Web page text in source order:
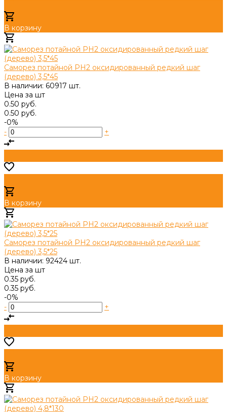
В корзину
Саморез потайной PH2 оксидированный редкий шаг
(дерево) 3,5*45
В наличии: 60917 шт.
Цена за шт
0.50 руб.
0.50 руб.
-0%
-
+
В корзину
Саморез потайной PH2 оксидированный редкий шаг
(дерево) 3,5*25
В наличии: 92424 шт.
Цена за шт
0.35 руб.
0.35 руб.
-0%
-
+
В корзину